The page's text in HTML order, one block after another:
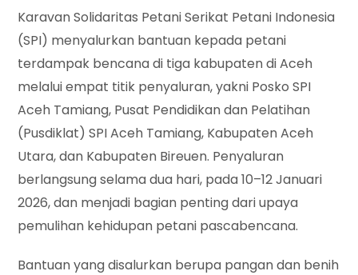
Karavan Solidaritas Petani Serikat Petani Indonesia
(SPI) menyalurkan bantuan kepada petani
terdampak bencana di tiga kabupaten di Aceh
melalui empat titik penyaluran, yakni Posko SPI
Aceh Tamiang, Pusat Pendidikan dan Pelatihan
(Pusdiklat) SPI Aceh Tamiang, Kabupaten Aceh
Utara, dan Kabupaten Bireuen. Penyaluran
berlangsung selama dua hari, pada 10–12 Januari
2026, dan menjadi bagian penting dari upaya
pemulihan kehidupan petani pascabencana.
Bantuan yang disalurkan berupa pangan dan benih